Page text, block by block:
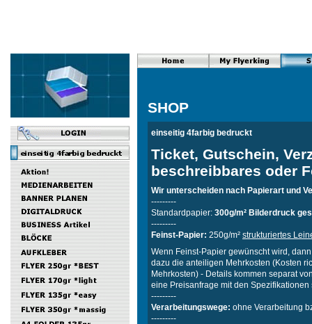
SHOP
einseitig 4farbig bedruckt
Ticket, Gutschein,
beschreibbares oder
Wir unterscheiden nach Papierart und
---------
Standardpapier: 300g/m² Bilderdruck
---------
Feinst-Papier: 250g/m² strukturiertes
Wenn Feinst-Papier gewünscht wird,
dazu die anteiligen Mehrkosten (Kosten
Mehrkosten) - Details kommen separat
eine Preisanfrage mit den Spezifikationen
---------
Verarbeitungswege: ohne Verarbeitung
---------